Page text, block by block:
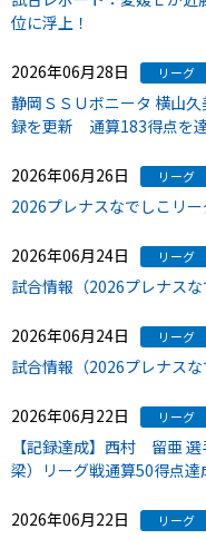
位に浮上！
2026年06月28日 リーグ
静岡ＳＳＵボニータ 横山
録を更新 通算183得点を
2026年06月26日 リーグ
2026プレナスなでしこリ
2026年06月24日 リーグ
試合情報（2026プレナスな
2026年06月24日 リーグ
試合情報（2026プレナスな
2026年06月22日 リーグ
【記録達成】西村 留亜
梁）リーグ戦通算50得点達
2026年06月22日 リーグ